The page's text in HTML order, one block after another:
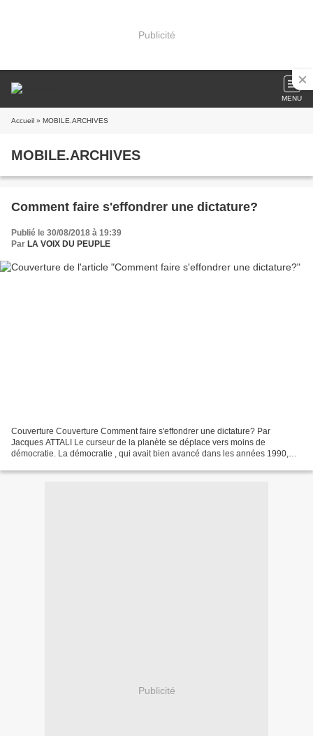
Publicité
MENU
Accueil » MOBILE.ARCHIVES
MOBILE.ARCHIVES
Comment faire s'effondrer une dictature?
Publié le 30/08/2018 à 19:39
Par LA VOIX DU PEUPLE
Couverture Couverture Comment faire s'effondrer une dictature? Par
Jacques ATTALI Le curseur de la planète se déplace vers moins de
démocratie. La démocratie , qui avait bien avancé dans les années 1990,
Publicité